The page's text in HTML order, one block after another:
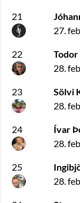
21
27.
22
28.
23
Sölvi
28.
24
Ívar
28.
25
28.